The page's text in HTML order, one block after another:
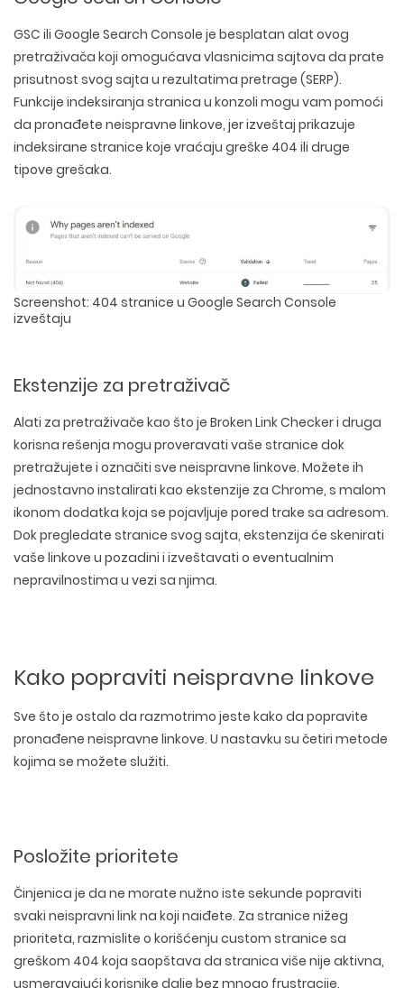
WEB TEHNOLOGIJE
WORDPRESS
ECOMMERCE
CUSTOM WEB APLIKACIJE
DIZAJN WEB SAJTA
UI/UX DIZAJN
LOGO I BRENDING
SEO OPTIMIZACIJA
GSC ili Google Search Console je besplatan alat ovog
pretraživača koji omogućava vlasnicima sajtova da prate
prisutnost svog sajta u rezultatima pretrage (SERP).
Funkcije indeksiranja stranica u konzoli mogu vam pomoći
da pronađete neispravne linkove, jer izveštaj prikazuje
indeksirane stranice koje vraćaju greške 404 ili druge
tipove grešaka.
Screenshot: 404 stranice u Google Search Console
izveštaju
Ekstenzije za pretraživač
Alati za pretraživače kao što je Broken Link Checker i druga
korisna rešenja mogu proveravati vaše stranice dok
pretražujete i označiti sve neispravne linkove. Možete ih
jednostavno instalirati kao ekstenzije za Chrome, s malom
ikonom dodatka koja se pojavljuje pored trake sa adresom.
Dok pregledate stranice svog sajta, ekstenzija će skenirati
vaše linkove u pozadini i izveštavati o eventualnim
nepravilnostima u vezi sa njima.
Kako popraviti neispravne linkove
Sve što je ostalo da razmotrimo jeste kako da popravite
pronađene neispravne linkove. U nastavku su četiri metode
kojima se možete služiti.
Posložite prioritete
Činjenica je da ne morate nužno iste sekunde popraviti
svaki neispravni link na koji naiđete. Za stranice nižeg
prioriteta, razmislite o korišćenju custom stranice sa
greškom 404 koja saopštava da stranica više nije aktivna,
usmeravajući korisnike dalje bez mnogo frustracije.